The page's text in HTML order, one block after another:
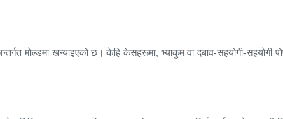
मोल्डमा खन्याइएको छ। केहि केसहरूमा, भ्याकुम वा दबाव-सहयोगी-सहयोगी